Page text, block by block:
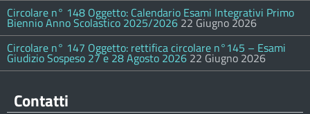
Circolare n° 148 Oggetto: Calendario Esami Integrativi Primo
Biennio Anno Scolastico 2025/2026 22 Giugno 2026
Circolare n° 147 Oggetto: rettifica circolare n°145 – Esami
Giudizio Sospeso 27 e 28 Agosto 2026 22 Giugno 2026
Contatti